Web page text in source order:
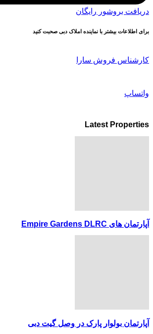
دریافت بروشور رایگان
برای اطلاعات بیشتر با نماینده املاک دبی صحبت کنید
کارشناس فروش سارا
واتساپ
Latest Properties
آپارتمان های Empire Gardens DLRC
آپارتمان بولوار پارک در وصل گیت دبی